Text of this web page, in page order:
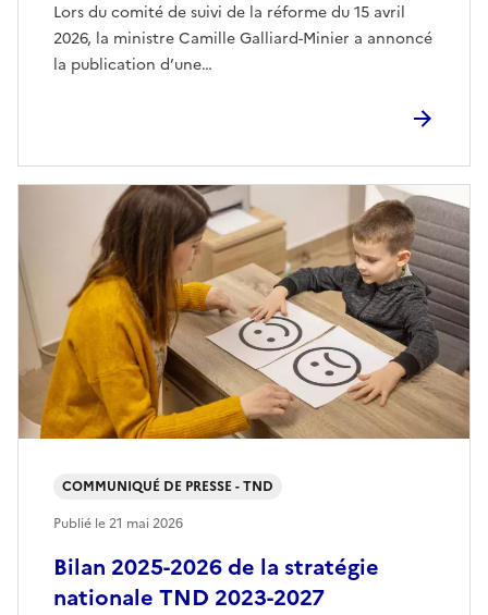
Lors du comité de suivi de la réforme du 15 avril
2026, la ministre Camille Galliard-Minier a annoncé
la publication d’une…
Bilan 2025-2026 de la stratégie
nationale TND 2023-2027
COMMUNIQUÉ DE PRESSE - TND
Publié le21 mai 2026